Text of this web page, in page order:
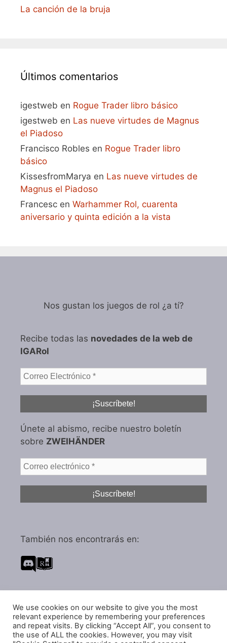
La canción de la bruja
Últimos comentarios
igestweb en Rogue Trader libro básico
igestweb en Las nueve virtudes de Magnus
el Piadoso
Francisco Robles en Rogue Trader libro
básico
KissesfromMarya en Las nueve virtudes de
Magnus el Piadoso
Francesc en Warhammer Rol, cuarenta
aniversario y quinta edición a la vista
Nos gustan los juegos de rol ¿a tí?
Recibe todas las novedades de la web de
IGARol
Únete al abismo, recibe nuestro boletín
sobre ZWEIHÄNDER
También nos encontrarás en:
Política de privacidad
Política de cookies
We use cookies on our website to give you the most
relevant experience by remembering your preferences
and repeat visits. By clicking “Accept All”, you consent to
the use of ALL the cookies. However, you may visit